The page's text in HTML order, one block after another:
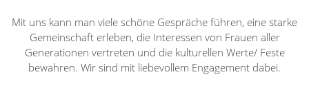
Mit uns kann man viele schöne Gespräche führen, eine starke
Gemeinschaft erleben, die Interessen von Frauen aller
Generationen vertreten und die kulturellen Werte/ Feste
bewahren. Wir sind mit liebevollem Engagement dabei.